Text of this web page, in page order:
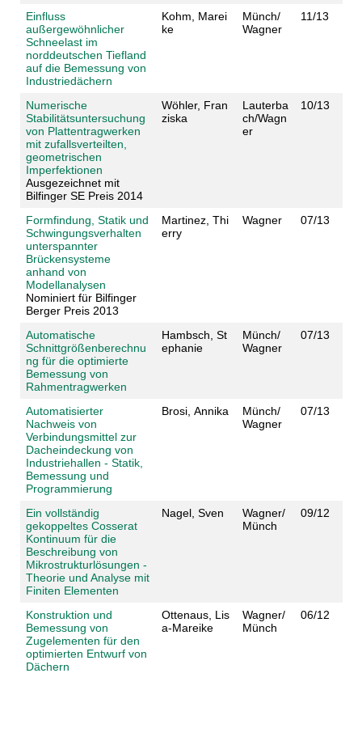
Einfluss
außergewöhnlicher
Schneelast im
norddeutschen Tiefland
auf die Bemessung von
Industriedächern
Kohm, Marei
ke
Münch/
Wagner
11/13
Numerische
Stabilitätsuntersuchung
von Plattentragwerken
mit zufallsverteilten,
geometrischen
Imperfektionen
Ausgezeichnet mit
Bilfinger SE Preis 2014
Wöhler, Fran
ziska
Lauterba
ch/Wagn
er
10/13
Formfindung, Statik und
Schwingungsverhalten
unterspannter
Brückensysteme
anhand von
Modellanalysen
Nominiert für Bilfinger
Berger Preis 2013
Martinez, Thi
erry
Wagner 07/13
Automatische
Schnittgrößenberechnu
ng für die optimierte
Bemessung von
Rahmentragwerken
Hambsch, St
ephanie
Münch/
Wagner
07/13
Automatisierter
Nachweis von
Verbindungsmittel zur
Dacheindeckung von
Industriehallen - Statik,
Bemessung und
Programmierung
Brosi, Annika
Münch/
Wagner
07/13
Ein vollständig
gekoppeltes Cosserat
Kontinuum für die
Beschreibung von
Mikrostrukturlösungen -
Theorie und Analyse mit
Finiten Elementen
Nagel, Sven
Wagner/
Münch
09/12
Konstruktion und
Bemessung von
Zugelementen für den
optimierten Entwurf von
Dächern
Ottenaus, Lis
a-Mareike
Wagner/
Münch
06/12